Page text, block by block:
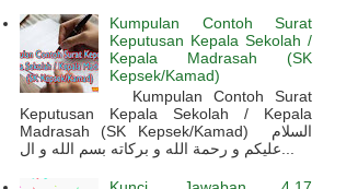
Kumpulan Contoh Surat
Keputusan Kepala Sekolah /
Kepala Madrasah (SK
Kepsek/Kamad)
Kumpulan Contoh Surat
Keputusan Kepala Sekolah / Kepala
Madrasah (SK Kepsek/Kamad) السلام